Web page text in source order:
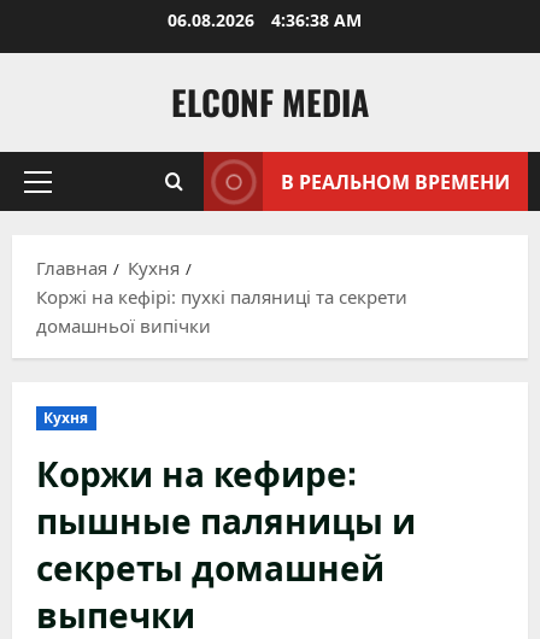
06.08.2026 4:36:39 AM
ELCONF MEDIA
Основное
В РЕАЛЬНОМ ВРЕМЕНИ
Главная
Кухня
Коржі на кефірі: пухкі паляниці та секрети
домашньої випічки
Кухня
Коржи на кефире:
пышные паляницы и
секреты домашней
выпечки